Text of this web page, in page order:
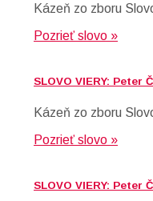
Kázeň zo zboru
Pozrieť slovo »
SLOVO VIERY:
Kázeň zo zboru
Pozrieť slovo »
SLOVO VIERY: Peter